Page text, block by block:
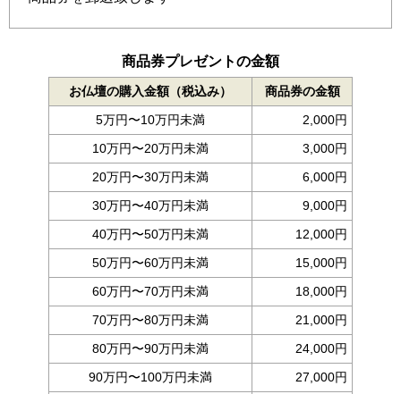
商品券プレゼントの金額
お仏壇の購入金額（税込み）
商品券の金額
5万円〜10万円未満
2,000円
10万円〜20万円未満
3,000円
20万円〜30万円未満
6,000円
30万円〜40万円未満
9,000円
40万円〜50万円未満
12,000円
50万円〜60万円未満
15,000円
60万円〜70万円未満
18,000円
70万円〜80万円未満
21,000円
80万円〜90万円未満
24,000円
90万円〜100万円未満
27,000円